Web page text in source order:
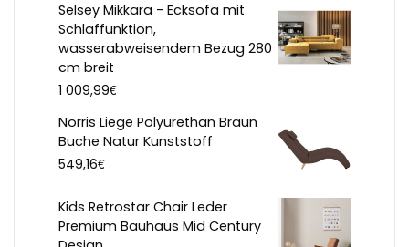
Selsey Mikkara - Ecksofa mit
Schlaffunktion,
wasserabweisendem Bezug 280
cm breit
1 009,99€
Norris Liege Polyurethan Braun
Buche Natur Kunststoff
549,16€
Kids Retrostar Chair Leder
Premium Bauhaus Mid Century